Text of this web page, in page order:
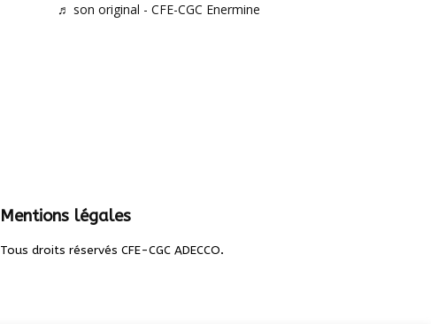
♬ son original - CFE-CGC Enermine
Mentions légales
Tous droits réservés CFE-CGC ADECCO.